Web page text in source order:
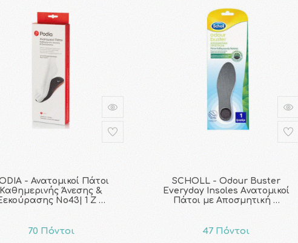
- Ανατομικοί Πάτοι
Καθημερινής Άνεσης &
No43| 1 Ζ …
70 Πόντοι
SCHOLL - Odour Buster
Everyday Insoles Aνατομικοί
Πάτοι με Αποσμητική …
47 Πόντοι